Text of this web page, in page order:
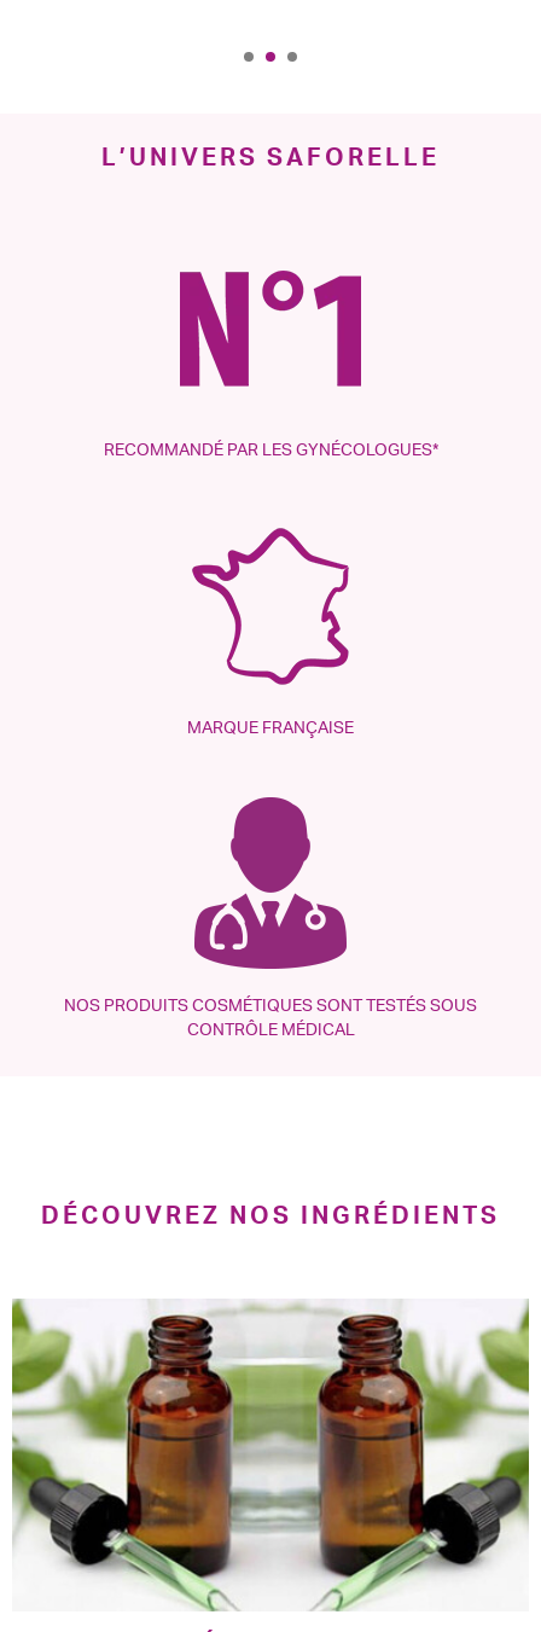
L’UNIVERS SAFORELLE
RECOMMANDÉ PAR LES GYNÉCOLOGUES*
MARQUE FRANÇAISE
NOS PRODUITS COSMÉTIQUES SONT TESTÉS SOUS
CONTRÔLE MÉDICAL
DÉCOUVREZ NOS INGRÉDIENTS